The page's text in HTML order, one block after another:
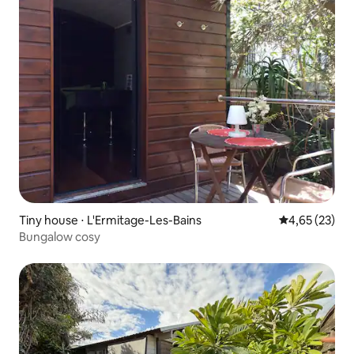
Tiny house ⋅ L'Ermitage-Les-Bains Évaluation
4,65 (23)
Bungalow cosy